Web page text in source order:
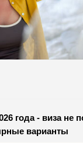
года - виза не
варианты